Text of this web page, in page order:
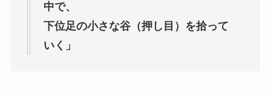
中で、
下位足の小さな谷（押し目）を拾って
いく」